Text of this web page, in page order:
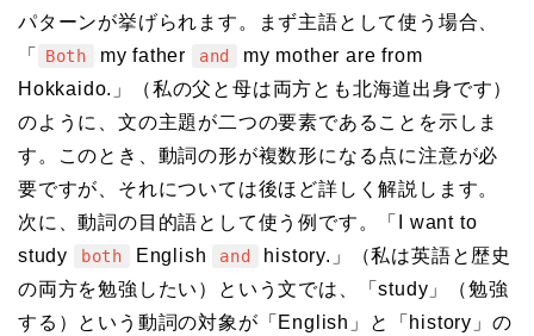
パターンが挙げられます。まず主語として使う場合、
「
Both my father and
my mother are from
Hokkaido.」（私の父と母は両方とも北海道出身です）
のように、文の主題が二つの要素であることを示しま
す。このとき、動詞の形が複数形になる点に注意が必
要ですが、それについては後ほど詳しく解説します。
次に、動詞の目的語として使う例です。「I want to
study
both English and
history.」（私は英語と歴史
の両方を勉強したい）という文では、「study」（勉強
する）という動詞の対象が「English」と「history」の